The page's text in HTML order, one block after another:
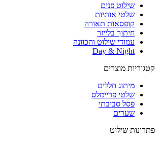
שילוט פנים
שלטי אותיות
קופסאות תאורה
חיתוך בלייזר
עמודי שילוט והכוונה
Day & Night
קטגוריות מוצרים
מיתוג חללים
שלטי פריימלס
פסל סביבתי
שערים
פתרונות שילוט